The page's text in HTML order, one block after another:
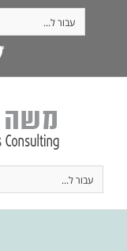
עבור ל...
עבור ל...